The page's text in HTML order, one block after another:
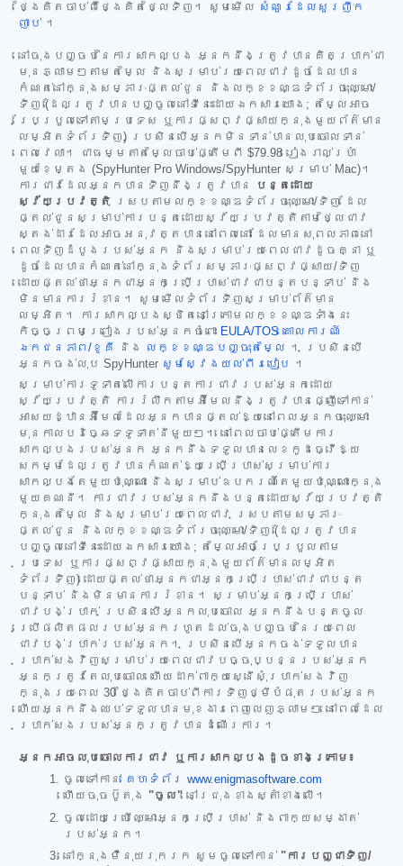
ថ្ងៃគិតចាប់ពីថ្ងៃគិតថ្លៃទិញ។ សូមមើល សំណួរដែលសួរញឹក
ញាប់ ។
នៅចុងបញ្ចប់នៃការសាកល្បង អ្នកនឹងត្រូវបានគិតប្រាក់ជា
មុនភ្លាមៗតាមតម្លៃ និងសម្រាប់រយៈពេលជាវដូចដែលបាន
កំណត់នៅក្នុងសម្ភារៈផ្តល់ជូន និងលក្ខខណ្ឌទំព័រចុះឈ្មោះ/
ទិញ (ដែលត្រូវបានបញ្ចូលនៅទីនេះដោយឯកសារយោង; តម្លៃអាច
ប្រែប្រួលទៅតាមប្រទេស ឬការផ្សព្វផ្សាយក្នុងមួយព័ត៌មាន
លម្អិតទំព័រទិញ) ប្រសិនបើអ្នកមិនទាន់បានលុបចោលទាន់
ពេលវេលា។ ជាធម្មតាតម្លៃចាប់ផ្តើមពី $79.98 រៀងរាល់ប្រាំ
មួយខែម្តង (SpyHunter Pro Windows/SpyHunter សម្រាប់ Mac)។
ការជាវដែលអ្នកបានទិញនឹងត្រូវបាន
បន្តដោយ
ស្វ័យប្រវត្តិ ស្របតាមលក្ខខណ្ឌទំព័រចុះឈ្មោះ/ទិញ ដែល
ផ្តល់ជូនសម្រាប់ការបន្តដោយស្វ័យប្រវត្តិតាមថ្លៃជាវ
ស្តង់ដារដែលអាចអនុវត្តបាននៅពេលនោះ ដែលមានសុពលភាពនៅ
ពេលទិញដំបូងរបស់អ្នក និងសម្រាប់រយៈពេលជាវដូចគ្នា ឬ
ដូចដែលបានកំណត់នៅក្នុងទំព័រសម្ភារៈផ្សព្វផ្សាយ/ទិញ
ដោយផ្តល់ថាអ្នកជាអ្នកប្រើប្រាស់ជាវជាបន្តបន្ទាប់ និង
មិនមានការរំខាន។ សូមមើលទំព័រទិញសម្រាប់ព័ត៌មាន
លម្អិត។ ការសាកល្បងស្ថិតនៅក្រោមលក្ខខណ្ឌទាំងនេះ
កិច្ចព្រមព្រៀងរបស់អ្នកចំពោះ EULA/TOS គោលការណ៍
ឯកជនភាព/ខូគី
និង លក្ខខណ្ឌបញ្ចុះតម្លៃ ។ ប្រសិនបើ
អ្នកចង់លុប SpyHunter សូមស្វែងយល់ពីរបៀប ។
សម្រាប់ការទូទាត់លើការបន្តការជាវរបស់អ្នកដោយ
ស្វ័យប្រវត្តិ ការរំលឹកតាមអ៊ីមែលនឹងត្រូវបានផ្ញើទៅកាន់
អាសយដ្ឋានអ៊ីមែលដែលអ្នកបានផ្តល់ឱ្យនៅពេលអ្នកចុះឈ្មោះ
មុនកាលបរិច្ឆេទទូទាត់នីមួយៗ។ នៅពេលចាប់ផ្តើមការ
សាកល្បងរបស់អ្នក អ្នកនឹងទទួលបានលេខកូដធ្វើឱ្យ
សកម្មដែលត្រូវបានកំណត់ឱ្យប្រើប្រាស់សម្រាប់ការ
សាកល្បងតែមួយប៉ុណ្ណោះ និងសម្រាប់ឧបករណ៍តែមួយប៉ុណ្ណោះក្នុង
មួយគណនី។ ការជាវរបស់អ្នកនឹងបន្តដោយស្វ័យប្រវត្តិ
ក្នុងតម្លៃ និងសម្រាប់រយៈពេលជាវ ស្របតាមសម្ភារៈ
ផ្តល់ជូន និងលក្ខខណ្ឌទំព័រចុះឈ្មោះ/ទិញ (ដែលត្រូវបាន
បញ្ចូលនៅទីនេះដោយឯកសារយោង; តម្លៃអាចប្រែប្រួលតាម
ប្រទេស ឬការផ្សព្វផ្សាយក្នុងមួយព័ត៌មានលម្អិត
ទំព័រទិញ) ដោយផ្តល់ថាអ្នកជាអ្នកប្រើប្រាស់ជាវជាបន្ត
បន្ទាប់ និងមិនមានការរំខាន។ សម្រាប់អ្នកប្រើប្រាស់
ជាវបង់ប្រាក់ ប្រសិនបើអ្នកលុបចោល អ្នកនឹងបន្តចូល
ប្រើផលិតផលរបស់អ្នករហូតដល់ចុងបញ្ចប់នៃរយៈពេល
ជាវបង់ប្រាក់របស់អ្នក។ ប្រសិនបើអ្នកចង់ទទួលបាន
ប្រាក់សងវិញសម្រាប់រយៈពេលជាវបច្ចុប្បន្នរបស់អ្នក
អ្នកត្រូវតែលុបចោល ហើយដាក់ពាក្យស្នើសុំប្រាក់សងវិញ
ក្នុងរយៈពេល 30 ថ្ងៃគិតចាប់ពីការទិញថ្មីបំផុតរបស់អ្នក
ហើយអ្នកនឹងឈប់ទទួលបានមុខងារពេញលេញភ្លាមៗ នៅពេលដែល
ប្រាក់សងរបស់អ្នកត្រូវបានដំណើរការ។
អ្នកអាចលុបចោលការជាវ ឬការសាកល្បងដូចខាងក្រោម៖
ចូលទៅកាន់ គេហទំព័រ www.enigmasoftware.com
ហើយចុចប៊ូតុង "ចូល" នៅជ្រុងខាងស្តាំខាងលើ។
ចូលដោយប្រើឈ្មោះអ្នកប្រើប្រាស់ និងពាក្យសម្ងាត់
របស់អ្នក។
នៅក្នុងម៉ឺនុយរុករក សូមចូលទៅកាន់ "ការបញ្ជាទិញ/